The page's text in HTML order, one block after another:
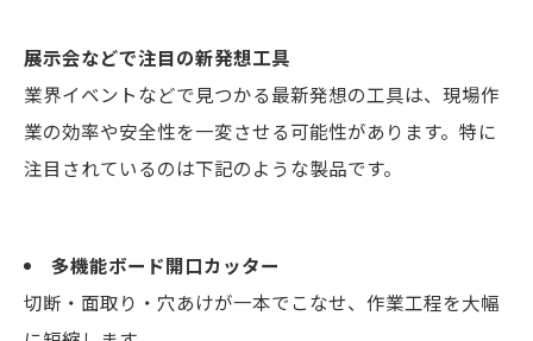
展示会などで注目の新発想工具
業界イベントなどで見つかる最新発想の工具は、現場作
業の効率や安全性を一変させる可能性があります。特に
注目されているのは下記のような製品です。
多機能ボード開口カッター
切断・面取り・穴あけが一本でこなせ、作業工程を大幅